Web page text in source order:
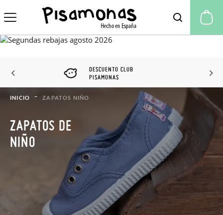
DESCUENTO CLUB
PISAMONAS
INICIO ZAPATOS NIÑO
ZAPATOS DE
NIÑO